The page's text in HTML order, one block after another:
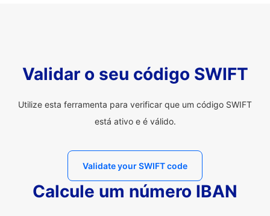
Validar o seu código SWIFT
Utilize esta ferramenta para verificar que um código SWIFT
está ativo e é válido.
Validate your SWIFT code
Calcule um número IBAN